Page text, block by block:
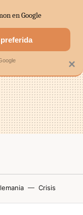
MERCADOS
Crisis
×
en Google